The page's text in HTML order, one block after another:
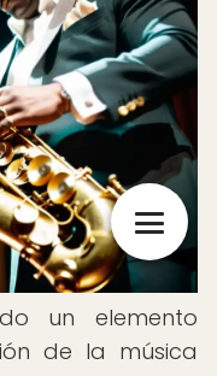
un elemento
de la música